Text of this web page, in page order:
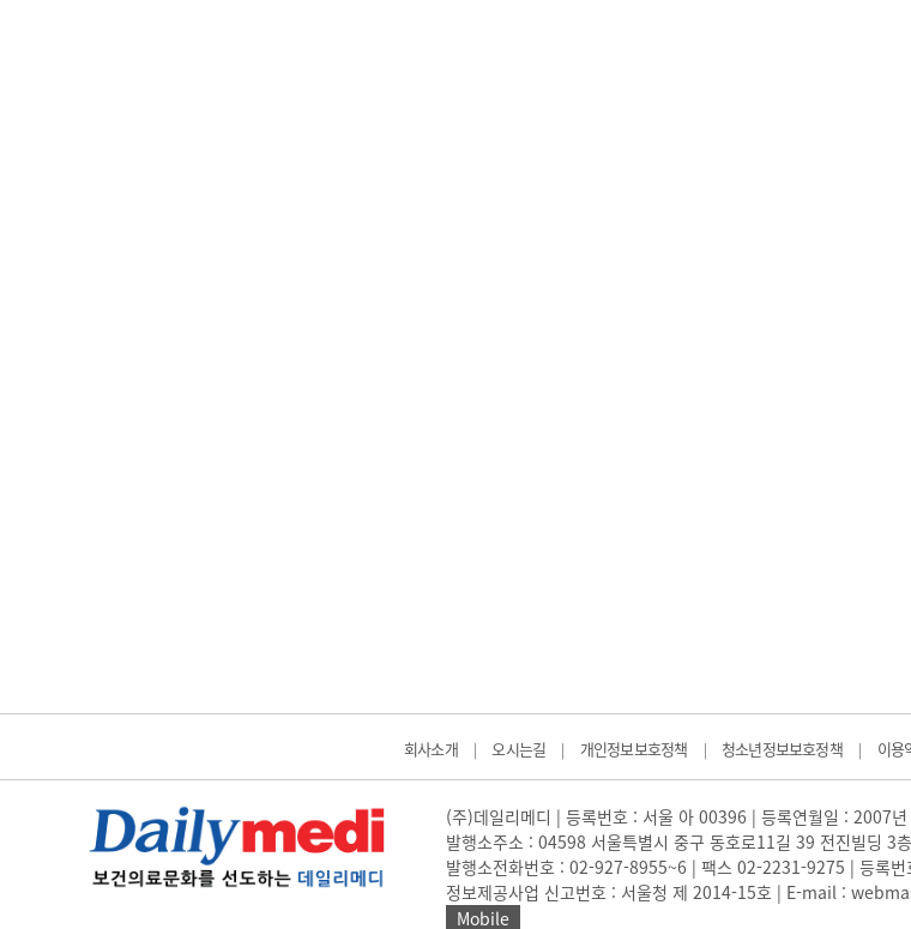
회사소개 | 오시는길 | 개인정보보호정책 | 청소년정보보호정책 | 이용
(주)데일리메디 | 등록번호 : 서울 아 00396 | 등록연월일 : 2007
발행소주소 : 04598 서울특별시 중구 동호로11길 39 전진빌딩 3
발행소전화번호 : 02-927-8955~6 | 팩스 02-2231-9275 | 등록
정보제공사업 신고번호 : 서울청 제 2014-15호 | E-mail :
Mobile